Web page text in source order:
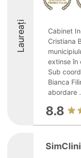
Laureați
Cabinet
Cristiana
extinse în
Sub
Bianca
abordare
8.8